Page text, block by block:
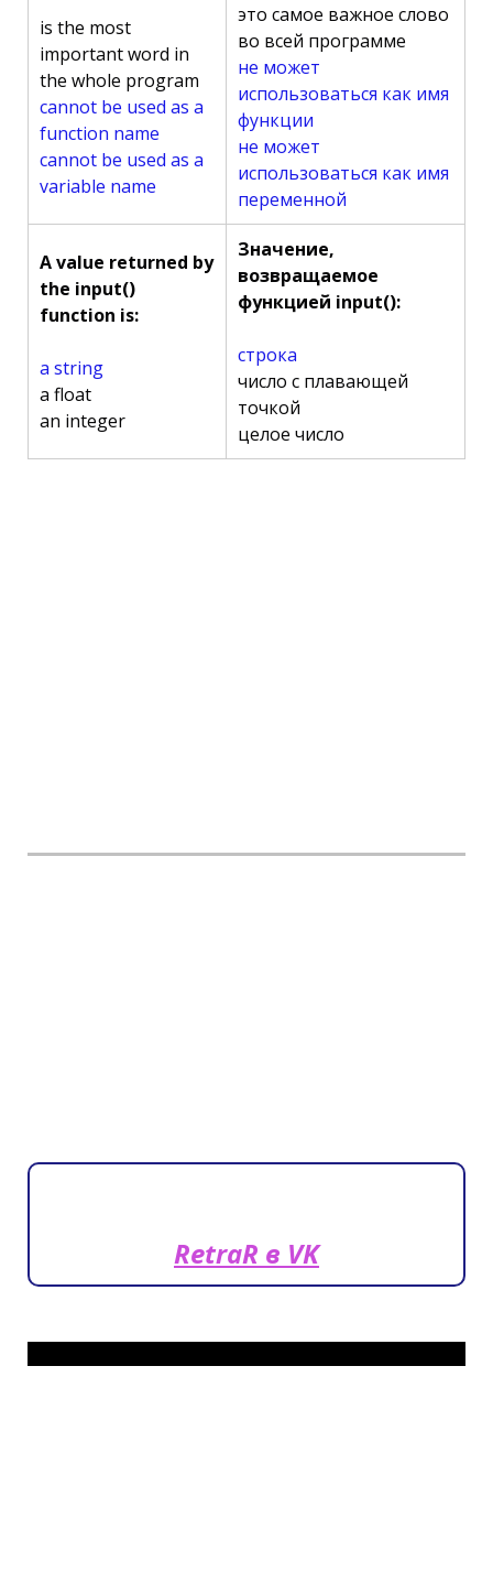
is the most
important word in
the whole program
cannot be used as a
function name
cannot be used as a
variable name
это самое важное слово
во всей программе
не может
использоваться как имя
функции
не может
использоваться как имя
переменной
A value returned by
the input()
function is:
a string
a float
an integer
Значение,
возвращаемое
функцией input():
строка
число с плавающей
точкой
целое число
RetraR в VK